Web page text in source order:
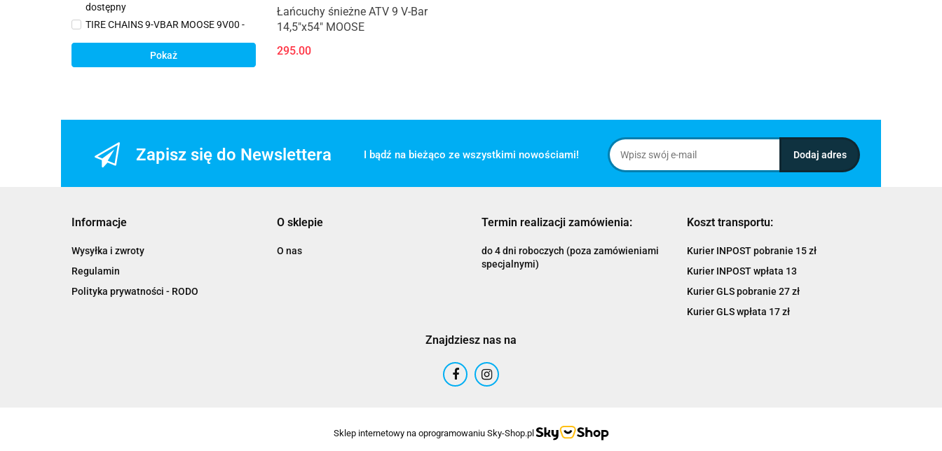
dostępny
TIRE CHAINS 9-VBAR MOOSE 9V00 -
Pokaż
Łańcuchy śnieżne ATV 9 V-Bar
14,5"x54" MOOSE
295.00
Zapisz się do Newslettera I bądź na bieżąco ze wszystkimi nowościami!
Informacje
Wysyłka i zwroty
Regulamin
Polityka prywatności - RODO
O sklepie
O nas
Termin realizacji zamówienia:
do 4 dni roboczych (poza zamówieniami
specjalnymi)
Koszt transportu:
Kurier INPOST pobranie 15 zł
Kurier INPOST wpłata 13
Kurier GLS pobranie 27 zł
Kurier GLS wpłata 17 zł
Znajdziesz nas na
Sklep internetowy na oprogramowaniu Sky-Shop.pl